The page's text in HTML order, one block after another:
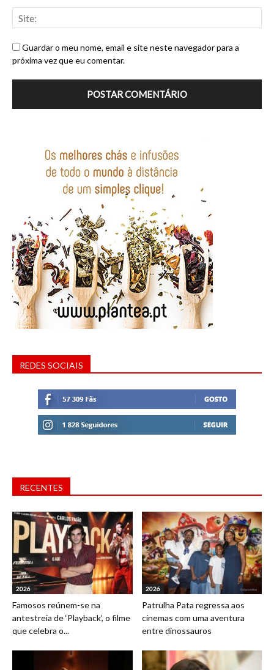
Guardar o meu nome, email e site neste navegador para a
próxima vez que eu comentar.
REDES SOCIAIS
RECENTES
2026
Famosos reúnem-se na
antestreia de ‘Playback’, o filme
que celebra o...
2026
Patrulha Pata regressa aos
cinemas com uma aventura
entre dinossauros